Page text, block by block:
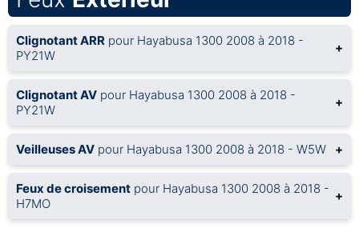
Clignotant ARR pour Hayabusa 1300 2008 à 2018 -
PY21W
+
Clignotant AV pour Hayabusa 1300 2008 à 2018 -
PY21W
+
Veilleuses AV pour Hayabusa 1300 2008 à 2018 - W5W +
Feux de croisement pour Hayabusa 1300 2008 à 2018 -
H7MO
+